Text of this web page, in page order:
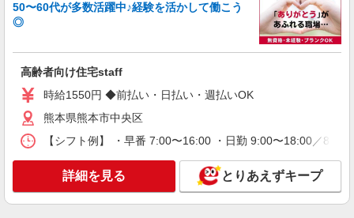
介護スタッフ／資格あり or 経験者
給1,320円〜 ◆初任者研修・未経験：時給1,320
護福祉士：時給1,400円〜 ※経験者は3ヶ月以上 ※
給与幅は経験・能力による ★週払いOK（規定あ
り）
業高校前」駅 ★マイカー・バイク通勤もOK！
（規定あり） ★勤務地は3000ヶ所以上★ 自宅か
び下さい！！
キープ
派遣社員
熊本市中央区＊幅広い世代が活動中！サ高住の
50〜60代が多数活躍中♪経験を活かして働こう
◎
高齢者向け住宅staff
時給1550円 ◆前払い・日払い・週払いOK
熊本県熊本市中央区
【シフト例】 ・早番 7:00〜16:00 ・日勤 9:00〜18:00／
詳細を見る とりあえずキープ